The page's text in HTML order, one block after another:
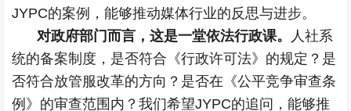
JYPC的案例，能够推动媒体行业的反思与进步。
对政府部门而言，这是一堂依法行政课。
人社系
统的备案制度，是否符合《行政许可法》的规定？是
否符合放管服改革的方向？是否在《公平竞争审查条
例》的审查范围内？我们希望JYPC的追问，能够推